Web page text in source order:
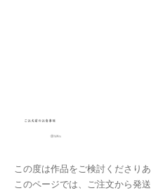
この度は作品をご検討くださり
このページでは、ご注文から発